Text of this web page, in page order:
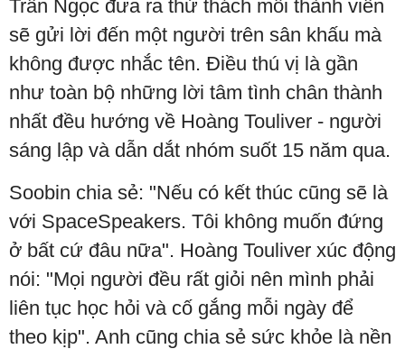
Trần Ngọc đưa ra thử thách mỗi thành viên
sẽ gửi lời đến một người trên sân khấu mà
không được nhắc tên. Điều thú vị là gần
như toàn bộ những lời tâm tình chân thành
nhất đều hướng về Hoàng Touliver - người
sáng lập và dẫn dắt nhóm suốt 15 năm qua.
Soobin chia sẻ: "Nếu có kết thúc cũng sẽ là
với SpaceSpeakers. Tôi không muốn đứng
ở bất cứ đâu nữa". Hoàng Touliver xúc động
nói: "Mọi người đều rất giỏi nên mình phải
liên tục học hỏi và cố gắng mỗi ngày để
theo kịp". Anh cũng chia sẻ sức khỏe là nền